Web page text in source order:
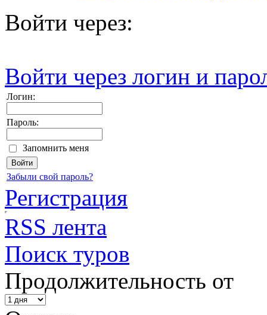
Войти через:
Войти через логин и
Логин:
Пароль:
Запомнить меня
Забыли свой пароль?
Регистрация
RSS лента
Поиск туров
Продолжительность от